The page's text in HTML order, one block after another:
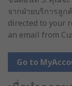
จากฝ่ายบริการลูก
directed to your
an email from
Go to